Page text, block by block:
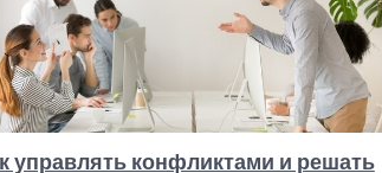
управлять конфликтами и решать